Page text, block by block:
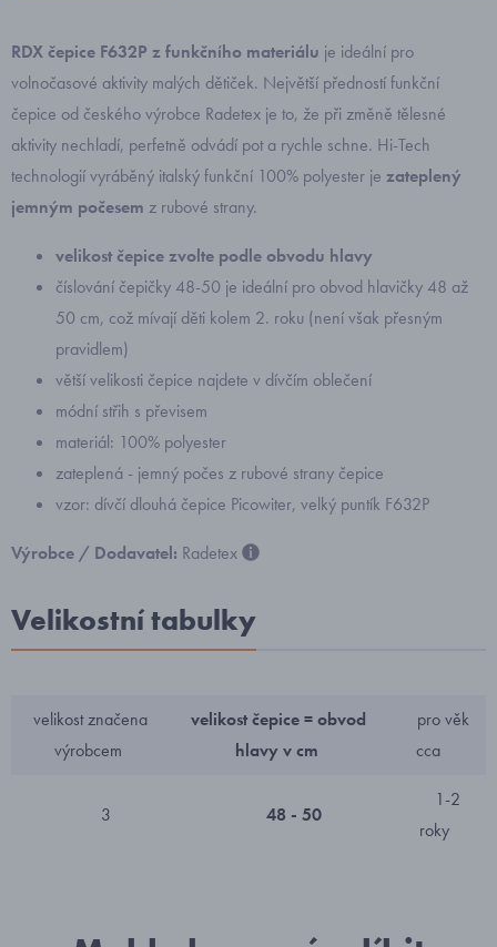
RDX čepice F632P z funkčního materiálu je ideální pro
volnočasové aktivity malých dětiček. Největší předností funkční
čepice od českého výrobce Radetex je to, že při změně tělesné
aktivity nechladí, perfetně odvádí pot a rychle schne. Hi-Tech
technologií vyráběný italský funkční 100% polyester je zateplený
jemným počesem z rubové strany.
velikost čepice zvolte podle obvodu hlavy
číslování čepičky 48-50 je ideální pro obvod hlavičky 48 až
50 cm, což mívají děti kolem 2. roku (není však přesným
pravidlem)
větší velikosti čepice najdete v dívčím oblečení
módní střih s převisem
materiál: 100% polyester
zateplená - jemný počes z rubové strany čepice
vzor: dívčí dlouhá čepice Picowiter, velký puntík F632P
Výrobce / Dodavatel: Radetex
Velikostní tabulky
velikost značena
výrobcem
velikost čepice = obvod
hlavy v cm
pro věk
cca
3 48 - 50
1-2
roky